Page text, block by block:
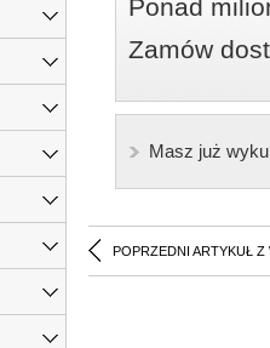
Ponad
Zamów
Masz już
POPRZEDNI ARTYKUŁ Z